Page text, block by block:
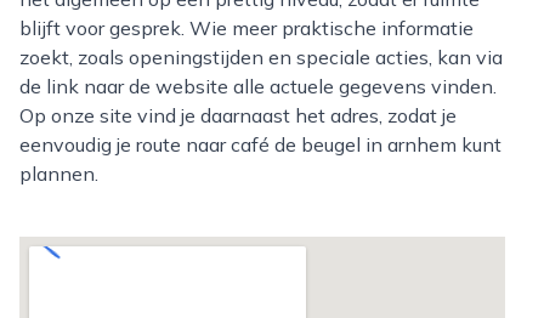
blijft voor gesprek. Wie meer praktische informatie
zoekt, zoals openingstijden en speciale acties, kan via
de link naar de website alle actuele gegevens vinden.
Op onze site vind je daarnaast het adres, zodat je
eenvoudig je route naar café de beugel in arnhem kunt
plannen.